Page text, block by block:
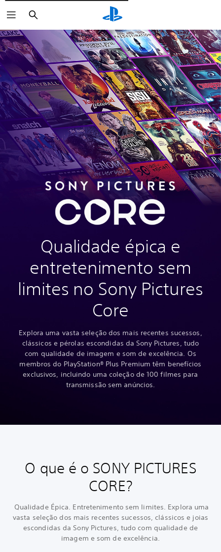
Pesquisar
Qualidade épica e
entretenimento sem
limites no Sony Pictures
Core
Explora uma vasta seleção dos mais recentes sucessos,
clássicos e pérolas escondidas da Sony Pictures, tudo
com qualidade de imagem e som de excelência. Os
membros do PlayStation® Plus Premium têm benefícios
exclusivos, incluindo uma coleção de 100 filmes para
transmissão sem anúncios.
O que é o SONY PICTURES
CORE?
Qualidade Épica. Entretenimento sem limites. Explora uma
vasta seleção dos mais recentes sucessos, clássicos e joias
escondidas da Sony Pictures, tudo com qualidade de
imagem e som de excelência.